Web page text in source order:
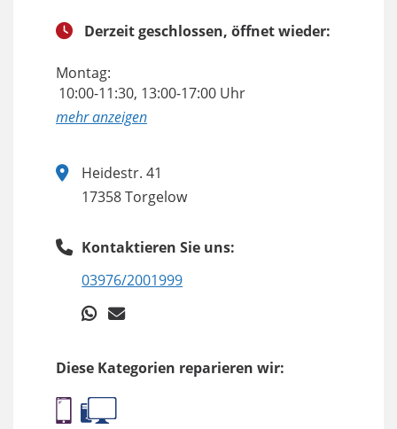
Derzeit geschlossen, öffnet wieder:
Montag:
10:00-11:30, 13:00-17:00 Uhr
anzeigen
Heidestr. 41
17358 Torgelow
Kontaktieren Sie uns:
03976/2001999
Diese Kategorien reparieren wir: